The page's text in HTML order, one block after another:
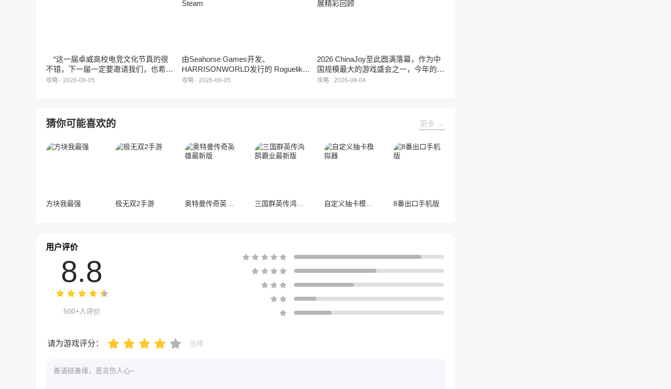
“这一届卓威高校电竞文化节真的很
不错，下一届一定要邀请我们，也希望
能给更多同学一个来到现场的机会。”
攻略 · 2026-08-05
由Seahorse Games开发、
HARRISONWORLD发行的 Roguelike
卡牌战棋游戏 《黑夜轮回》于2026年8
攻略 · 2026-08-05
2026 ChinaJoy至此圆满落幕，作为中
国规模最大的游戏盛会之一，今年的展
馆依旧汇聚了来自全球的游戏厂商、媒
流互动，共同度过了充满欢笑与惊喜的
攻略 · 2026-08-04
猜你可能喜欢的 更多 →
方块我最强 极无双2手游 三国群英传鸿鹄霸业最新版 自定义抽卡模拟器 8番出口手机版
用户评价
8.8
500+人评价
请为游戏评分： 很棒